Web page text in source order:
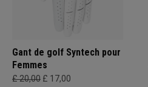
Gant de golf Syntech pour
Femmes
£ 20,00 £ 17,00